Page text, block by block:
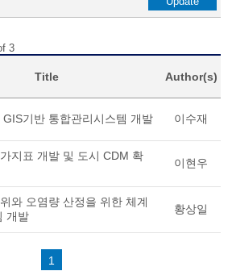
3
Title Author(s)
GIS기반 통합관리시스템 개발 이수재
지표 개발 및 도시 CDM 확
이현우
와 오염량 산정을 위한 체계
개발
황상일
1